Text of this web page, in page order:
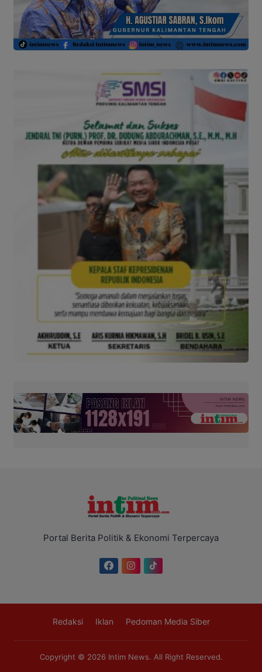
Portal Berita Politik & Ekonomi Terpercaya
Redaksi Iklan Pedoman Media Siber
Copyright © 2026 Intim News. All Right Reserved.